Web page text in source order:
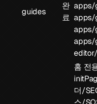
guides
완
료
apps/
apps/
apps/
apps/
홈 전
더/